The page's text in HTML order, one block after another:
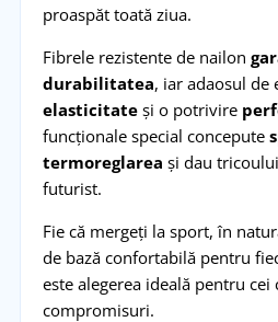
proaspăt toată ziua.
Fibrele rezistente de nailon
durabilitatea, iar adaosul de
elasticitateși o potrivire
funcționale special concepute
termoreglarea și dau
futurist.
Fie că mergeți la sport, în
de bază confortabilă pentru
este alegerea ideală pentru
compromisuri.